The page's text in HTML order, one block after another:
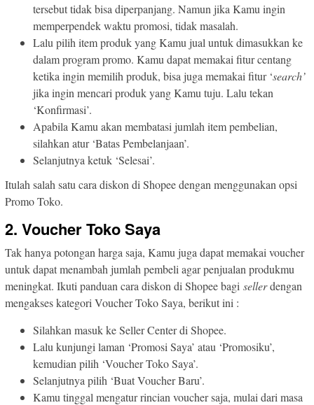
tersebut tidak bisa diperpanjang. Namun jika Kamu ingin
memperpendek waktu promosi, tidak masalah.
Lalu pilih item produk yang Kamu jual untuk dimasukkan ke
dalam program promo. Kamu dapat memakai fitur centang
ketika ingin memilih produk, bisa juga memakai fitur ‘search’
jika ingin mencari produk yang Kamu tuju. Lalu tekan
‘Konfirmasi’.
Apabila Kamu akan membatasi jumlah item pembelian,
silahkan atur ‘Batas Pembelanjaan’.
Selanjutnya ketuk ‘Selesai’.
Itulah salah satu cara diskon di Shopee dengan menggunakan opsi
Promo Toko.
2. Voucher Toko Saya
Tak hanya potongan harga saja, Kamu juga dapat memakai voucher
untuk dapat menambah jumlah pembeli agar penjualan produkmu
meningkat. Ikuti panduan cara diskon di Shopee bagi sellerdengan
mengakses kategori Voucher Toko Saya, berikut ini :
Silahkan masuk ke Seller Center di Shopee.
Lalu kunjungi laman ‘Promosi Saya’ atau ‘Promosiku’,
kemudian pilih ‘Voucher Toko Saya’.
Selanjutnya pilih ‘Buat Voucher Baru’.
Kamu tinggal mengatur rincian voucher saja, mulai dari masa